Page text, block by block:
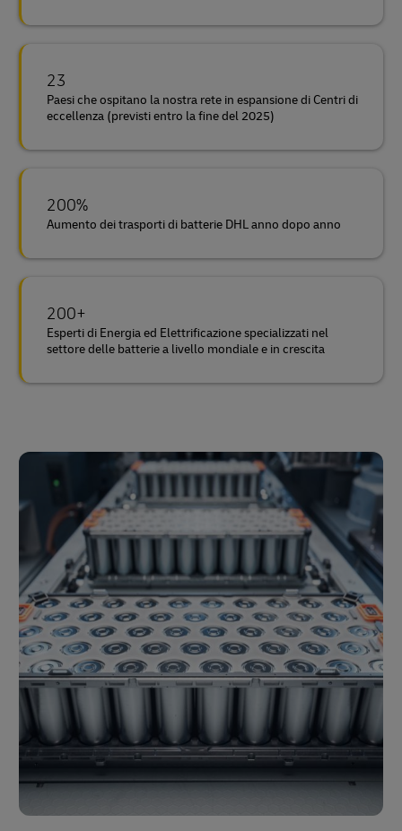
23
Paesi che ospitano la nostra rete in espansione di Centri di
eccellenza (previsti entro la fine del 2025)
200%
Aumento dei trasporti di batterie DHL anno dopo anno
200+
Esperti di Energia ed Elettrificazione specializzati nel
settore delle batterie a livello mondiale e in crescita